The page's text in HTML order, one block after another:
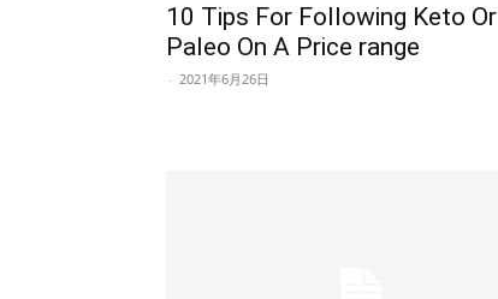
10 Tips For Following Keto Or
Paleo On A Price range
- 2021年6月26日